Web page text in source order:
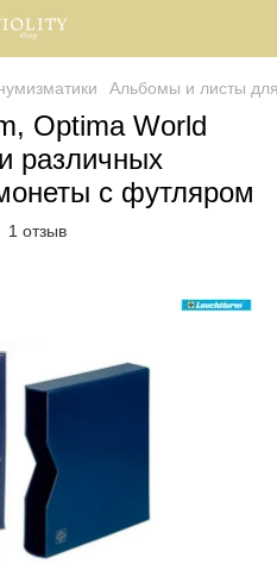
Альбомы и листы
Optima World
различных
с футляром
1 отзыв